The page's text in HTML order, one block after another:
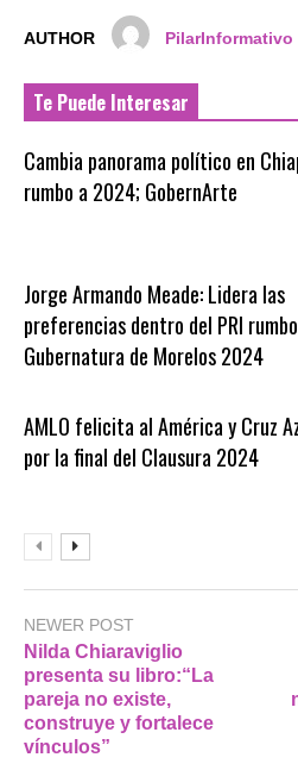
AUTHOR PilarInformativo
Te Puede Interesar
Cambia panorama político en
rumbo a 2024; GobernArte
Jorge Armando Meade: Lidera las
preferencias dentro del PRI
Gubernatura de Morelos 2024
AMLO felicita al América y Cruz
por la final del Clausura 2024
NEWER POST
Nilda Chiaraviglio
presenta su libro:“La
pareja no existe,
construye y fortalece
vínculos”